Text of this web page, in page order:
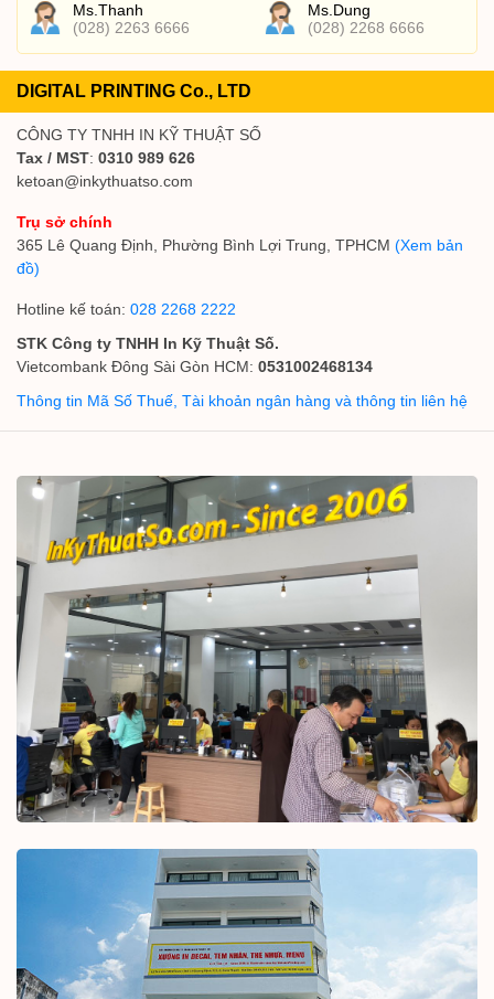
Ms.Thanh
(028) 2263 6666
Ms.Dung
(028) 2268 6666
DIGITAL PRINTING Co., LTD
CÔNG TY TNHH IN KỸ THUẬT SỐ
Tax / MST: 0310 989 626
ketoan@inkythuatso.com
Trụ sở chính
365 Lê Quang Định, Phường Bình Lợi Trung, TPHCM (Xem bản
đồ)
Hotline kế toán: 028 2268 2222
STK Công ty TNHH In Kỹ Thuật Số.
Vietcombank Đông Sài Gòn HCM: 0531002468134
Thông tin Mã Số Thuế, Tài khoản ngân hàng và thông tin liên hệ